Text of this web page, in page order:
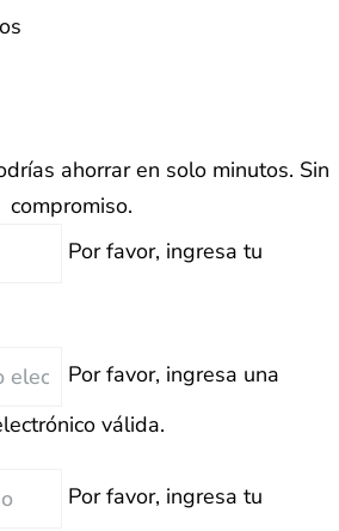
ahorrar en solo minutos. Sin
compromiso.
Por favor, ingresa tu
Por favor, ingresa una
válida.
Por favor, ingresa tu